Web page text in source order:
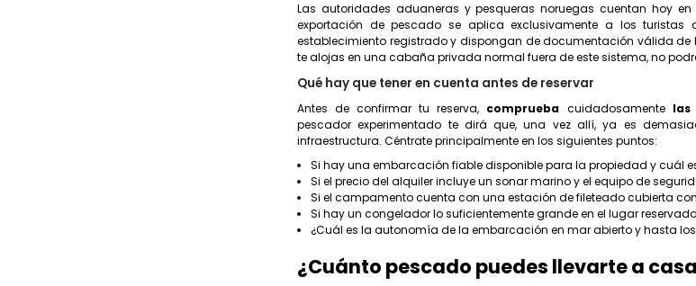
Las autoridades aduaneras y pesqueras noruegas cuentan hoy
exportación de pescado se aplica exclusivamente a los
establecimiento registrado y dispongan de documentación válida de
te alojas en una cabaña privada normal fuera de este sistema, no
Qué hay que tener en cuenta antes de reservar
Antes de confirmar tu reserva, comprueba cuidadosamente las
pescador experimentado te dirá que, una vez allí, ya es
infraestructura. Céntrate principalmente en los siguientes puntos:
Si hay una embarcación fiable disponible para la propiedad y cuál
Si el precio del alquiler incluye un sonar marino y el equipo de
Si el campamento cuenta con una estación de fileteado cubierta
Si hay un congelador lo suficientemente grande en el lugar
¿Cuál es la autonomía de la embarcación en mar abierto y hasta
¿Cuánto pescado puedes llevarte a